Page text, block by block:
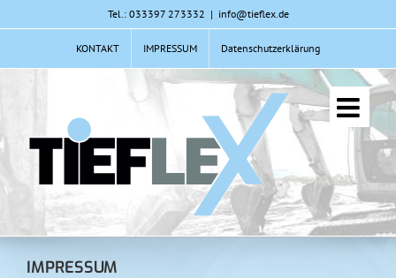
Inhalt
Tel.: 033397 273332 | info@tieflex.de
KONTAKT IMPRESSUM Datenschutzerklärung
IMPRESSUM